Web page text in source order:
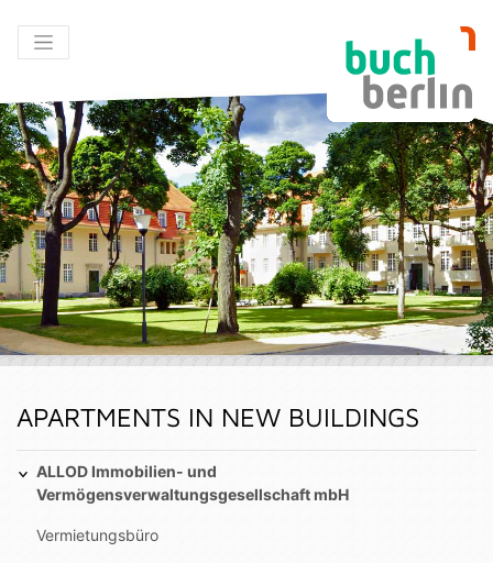
APARTMENTS IN NEW BUILDINGS
ALLOD Immobilien- und
Vermögensverwaltungsgesellschaft mbH
Vermietungsbüro